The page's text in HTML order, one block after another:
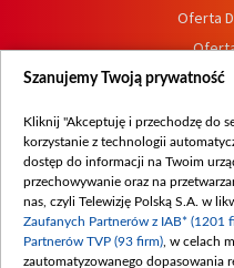
Oferta
Procedura
Szanujemy Twoją prywatność
Kliknij "Akceptuję i przechodzę do
korzystanie z technologii
dostęp do informacji na Twoim
przechowywanie oraz na
nas, czyli Telewizję Polską S.A. w
Zaufanych Partnerów z IAB* (1201
Partnerów TVP (93 firm) , w celach
zautomatyzowanego dopasowania